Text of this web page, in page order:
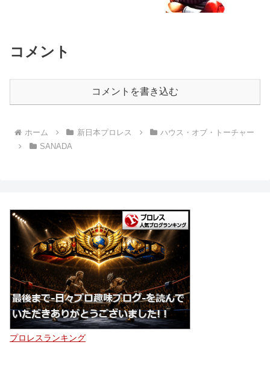
コメント
コメントを書き込む
ホーム 新日本プロレス
ハウス・オブ・トーチャー
SANADA
プロレスランキング